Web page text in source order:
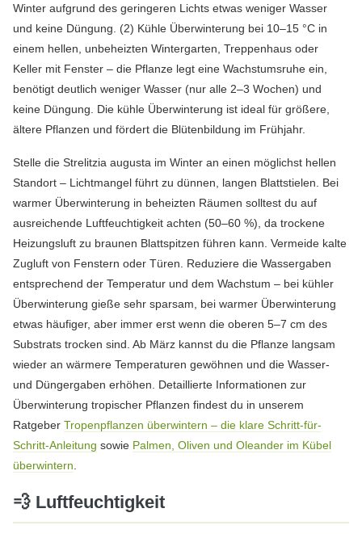
Winter aufgrund des geringeren Lichts etwas weniger Wasser
und keine Düngung. (2) Kühle Überwinterung bei 10–15 °C in
einem hellen, unbeheizten Wintergarten, Treppenhaus oder
Keller mit Fenster – die Pflanze legt eine Wachstumsruhe ein,
benötigt deutlich weniger Wasser (nur alle 2–3 Wochen) und
keine Düngung. Die kühle Überwinterung ist ideal für größere,
ältere Pflanzen und fördert die Blütenbildung im Frühjahr.
Stelle die Strelitzia augusta im Winter an einen möglichst hellen
Standort – Lichtmangel führt zu dünnen, langen Blattstielen. Bei
warmer Überwinterung in beheizten Räumen solltest du auf
ausreichende Luftfeuchtigkeit achten (50–60 %), da trockene
Heizungsluft zu braunen Blattspitzen führen kann. Vermeide kalte
Zugluft von Fenstern oder Türen. Reduziere die Wassergaben
entsprechend der Temperatur und dem Wachstum – bei kühler
Überwinterung gieße sehr sparsam, bei warmer Überwinterung
etwas häufiger, aber immer erst wenn die oberen 5–7 cm des
Substrats trocken sind. Ab März kannst du die Pflanze langsam
wieder an wärmere Temperaturen gewöhnen und die Wasser-
und Düngergaben erhöhen. Detaillierte Informationen zur
Überwinterung tropischer Pflanzen findest du in unserem
Ratgeber Tropenpflanzen überwintern – die klare Schritt-für-
Schritt-Anleitung sowie Palmen, Oliven und Oleander im Kübel
überwintern
💨 Luftfeuchtigkeit